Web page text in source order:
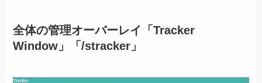
全体の管理オーバーレイ「Tracker
Window」「/stracker」